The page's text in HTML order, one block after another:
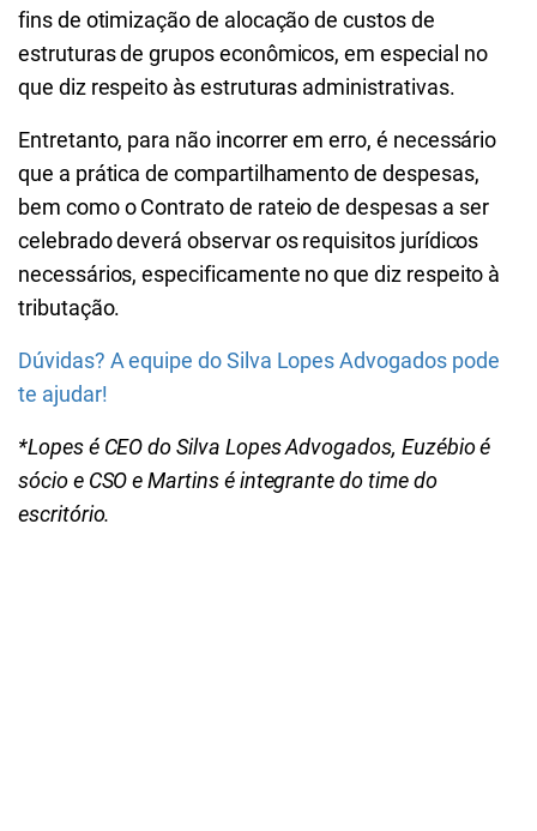
fins de otimização de alocação de custos de
estruturas de grupos econômicos, em especial no
que diz respeito às estruturas administrativas.
Entretanto, para não incorrer em erro, é necessário
que a prática de compartilhamento de despesas,
bem como o Contrato de rateio de despesas a ser
celebrado deverá observar os requisitos jurídicos
necessários, especificamente no que diz respeito à
tributação.
Dúvidas? A equipe do Silva Lopes Advogados pode
te ajudar!
*Lopes é CEO do Silva Lopes Advogados, Euzébio é
sócio e CSO e Martins é integrante do time do
escritório.